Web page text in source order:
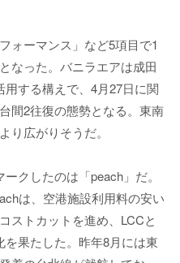
ォーマンス」など5項目で1
なった。バニラエアは成田
する構えで、4月27日に関
間2往復の態勢となる。東南
り広がりそうだ。
クしたのは「peach」だ。
は、空港施設利用料の安い
ストカットを進め、LCCと
果たした。昨年8月には東